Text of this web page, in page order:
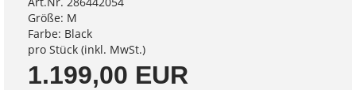
Größe: M
Farbe: Black
pro Stück (inkl. MwSt.)
1.199,00 EUR